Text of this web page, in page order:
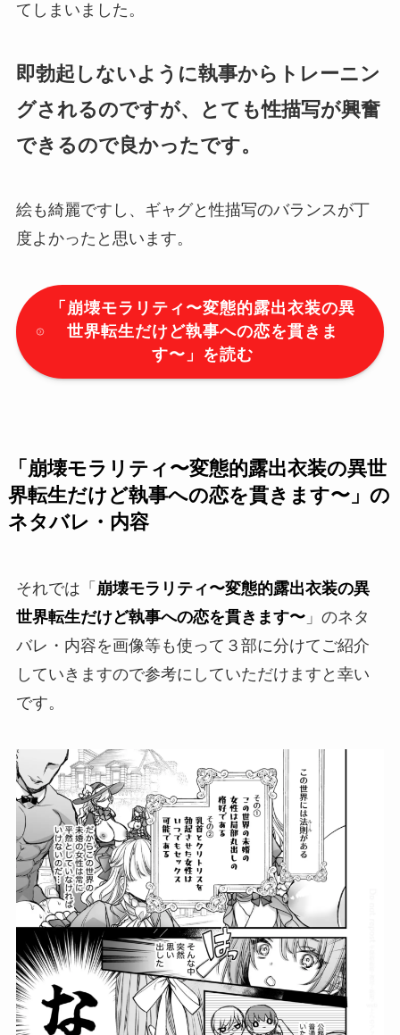
てしまいました。
即勃起しないように執事からトレーニン
グされるのですが、とても性描写が興奮
できるので良かったです。
絵も綺麗ですし、ギャグと性描写のバランスが丁
度よかったと思います。
「 崩壊モラリティ〜変態的露出衣装の異
世界転生だけど執事への恋を貫きま
す〜 」を読む
「 崩壊モラリティ〜変態的露出衣装の異世
界転生だけど執事への恋を貫きます〜」 の
ネタバレ・内容
それでは「 崩壊モラリティ〜変態的露出衣装の異
世界転生だけど執事への恋を貫きます〜」のネタ
バレ・内容を画像等も使って３部に分けてご紹介
していきますので参考にしていただけますと幸い
です。